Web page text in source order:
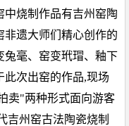
烧制作品有吉州窑陶
遗大师们精心创作的
兔毫、窑变玳瑁、釉下
此次出窑的作品,现场
卖"两种形式面向游客
吉州窑古法陶瓷烧制